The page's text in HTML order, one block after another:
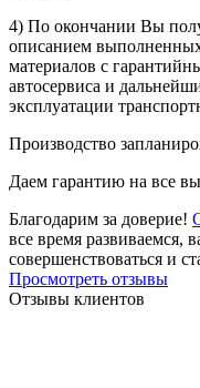
4) По окончании Вы
описанием выполненных
материалов с
автосервиса и
эксплуатации
Производство
Даем гарантию на все
Благодарим за доверие!
все время
совершенствоваться и
Просмотреть отзывы
Отзывы клиентов